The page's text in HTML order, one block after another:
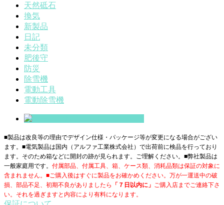
天然砥石
換気
新製品
日記
未分類
肥後守
防災
除雪機
電動工具
電動除雪機
■製品は改良等の理由でデザイン仕様・パッケージ等が変更になる場合がござい
ます。■電気製品は国内（アルファ工業株式会社）で出荷前に検品を行っており
ます。そのため箱などに開封の跡が見られます。ご理解ください。■弊社製品は
一般家庭用です。 付属部品、付属工具、箱、ケース類、消耗品類は保証の対象に
含まれません。■ご購入後はすぐに製品をお確かめください。万が一運送中の破
損、部品不足、初期不良がありましたら
「７日以内に」 ご購入店までご連絡下さ
い。それを過ぎますと内容により有料になります。